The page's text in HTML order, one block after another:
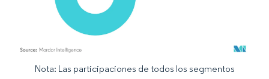
Imagen © Mordor Intelligence. El uso requiere atribución según CC BY 4.0.
Nota: Las participaciones de todos los segmentos